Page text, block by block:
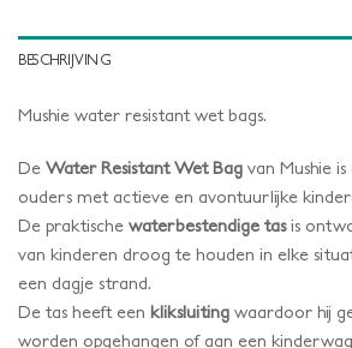
BESCHRIJVING
Mushie water resistant wet bags.
De Water Resistant Wet Bag van Mushie is
ouders met actieve en avontuurlijke
De praktische waterbestendige tasis
van kinderen droog te houden in elke
een dagje strand.
De tas heeft een kliksluiting waardoor hij
worden opgehangen of aan een